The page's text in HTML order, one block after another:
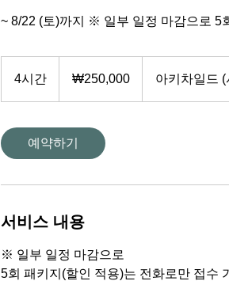
~ 8/22 (토)까지 ※ 일부 일정 마감으로 5
4시간
국
₩250,000 아키차일드
예약하기
서비스 내용
※ 일부 일정 마감으로
5회 패키지(할인 적용)는 전화로만 접수